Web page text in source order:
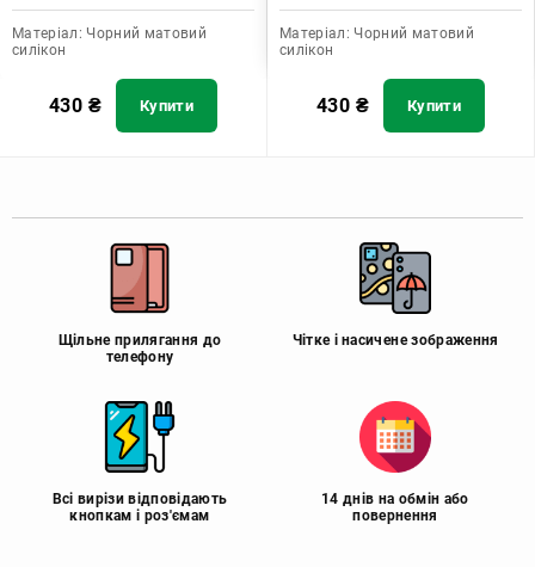
Матеріал: Чорний матовий
силікон
430 ₴ Купити
Матеріал: Чорний матовий
силікон
430 ₴ Купити
Щільне прилягання до
телефону
Чітке і насичене зображення
Всі вирізи відповідають
кнопкам і роз'ємам
14 днів на обмін або
повернення